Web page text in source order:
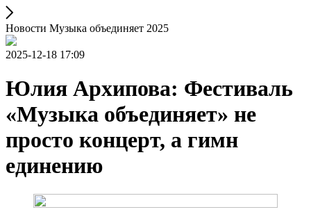
Новости Музыка объединяет 2025
2025-12-18 17:09
Юлия Архипова: Фестиваль
«Музыка объединяет» не
просто концерт, а гимн
единению